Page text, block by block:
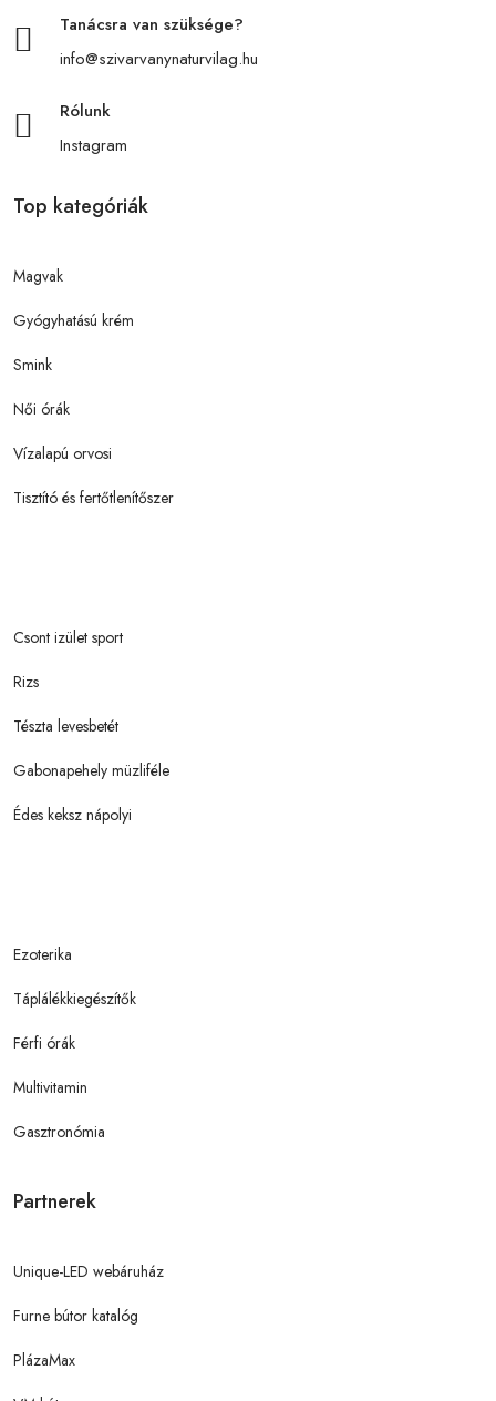
Tanácsra van szüksége?
info@szivarvanynaturvilag.hu
Rólunk
Instagram
Top kategóriák
Magvak
Gyógyhatású krém
Smink
Női órák
Vízalapú orvosi
Tisztító és fertőtlenítőszer
Csont izület sport
Rizs
Tészta levesbetét
Gabonapehely müzliféle
Édes keksz nápolyi
Ezoterika
Táplálékkiegészítők
Férfi órák
Multivitamin
Gasztronómia
Partnerek
Unique-LED webáruház
Furne bútor katalóg
PlázaMax